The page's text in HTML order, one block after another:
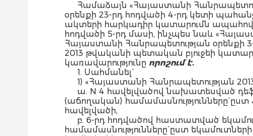
Համաձայն «Հայաստանի
օրենքի 23-րդ հոդվածի 4-րդ կետի
ակտերի հարկադիր կատարումն
հոդվածի 5-րդ մասի, ինչպես նաև
Հայաստանի Հանրապետության օրենքի
2013 թվականի պետական բյուջեի
կառավարությունը որոշում է.
1. Սահմանել`
1) «Հայաստանի Հանրապետության
ա. N 4 հավելվածով նախատեսված
(աճողական) համամասնությունները`
հավելվածի,
բ. 6-րդ հոդվածով հաստատված
համամասնությունները` ըստ